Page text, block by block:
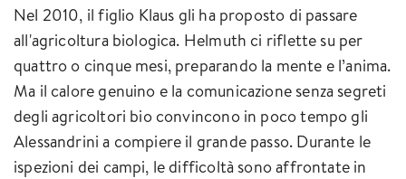
Nel 2010, il figlio Klaus gli ha proposto di passare
all'agricoltura biologica. Helmuth ci riflette su per
quattro o cinque mesi, preparando la mente e l’anima.
Ma il calore genuino e la comunicazione senza segreti
degli agricoltori bio convincono in poco tempo gli
Alessandrini a compiere il grande passo. Durante le
ispezioni dei campi, le difficoltà sono affrontate in